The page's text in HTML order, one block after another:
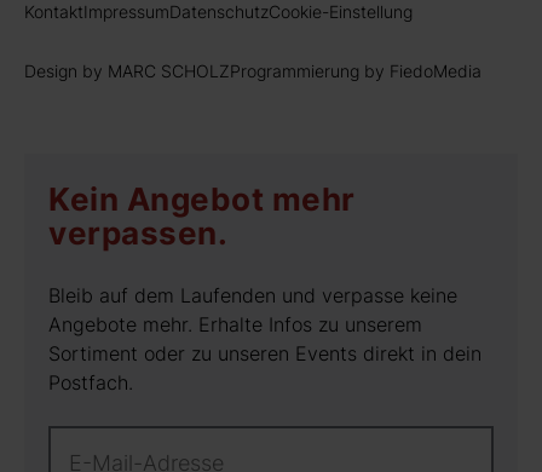
KontaktImpressumDatenschutzCookie-Einstellung
Design by MARC SCHOLZProgrammierung by FiedoMedia
Kein Angebot mehr
verpassen.
Bleib auf dem Laufenden und verpasse keine
Angebote mehr. Erhalte Infos zu unserem
Sortiment oder zu unseren Events direkt in dein
Postfach.